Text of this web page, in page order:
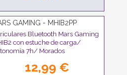
GAMING - MHIB2PP
Bluetooth Mars Gaming
con estuche de carga/
7h/ Morados
12,99 €